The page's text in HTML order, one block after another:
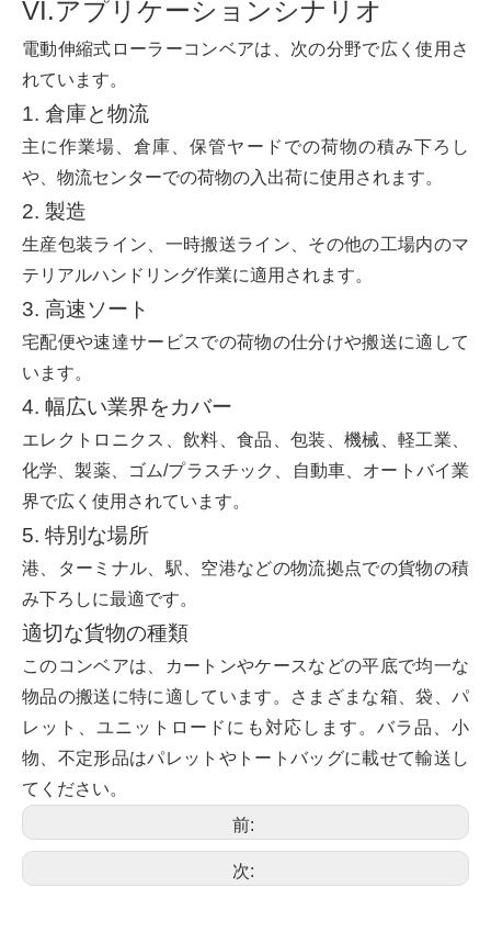
VI.アプリケーションシナリオ
電動伸縮式ローラーコンベアは、次の分野で広く使用さ
れています。
1. 倉庫と物流
主に作業場、倉庫、保管ヤードでの荷物の積み下ろし
や、物流センターでの荷物の入出荷に使用されます。
2. 製造
生産包装ライン、一時搬送ライン、その他の工場内のマ
テリアルハンドリング作業に適用されます。
3. 高速ソート
宅配便や速達サービスでの荷物の仕分けや搬送に適して
います。
4. 幅広い業界をカバー
エレクトロニクス、飲料、食品、包装、機械、軽工業、
化学、製薬、ゴム/プラスチック、自動車、オートバイ業
界で広く使用されています。
5. 特別な場所
港、ターミナル、駅、空港などの物流拠点での貨物の積
み下ろしに最適です。
適切な貨物の種類
このコンベアは、カートンやケースなどの平底で均一な
物品の搬送に特に適しています。さまざまな箱、袋、パ
レット、ユニットロードにも対応します。バラ品、小
物、不定形品はパレットやトートバッグに載せて輸送し
てください。
前:
次: